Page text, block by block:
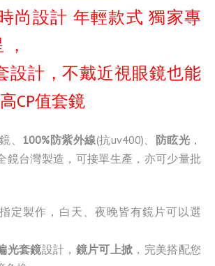
尚設計 年輕款式 獨家專
設計，不戴近視眼鏡也能
CP值套鏡
、 100%防紫外線(抗uv400)、 防眩光 ，
鏡台灣製造，可接單生產，亦可少量批
定製作，白天、夜晚皆有鏡片可以選
光套鏡設計， 鏡片可上掀 ，完美搭配您